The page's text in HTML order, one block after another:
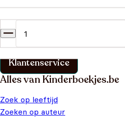
Vind binnen no-time antwoord op
klantenservice pagina.
Klantenservice
Alles van Kinderboekjes.be
Zoek op leeftijd
Zoeken op auteur